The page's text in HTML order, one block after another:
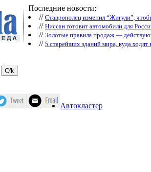
Последние новости:
// Ставрополец изменил “Жигули”,
// Ниссан готовит автомобили для
// Зoлoтые прaвилa продаж —
// 5 старейших зданий мира, куда ходят
Автокластер